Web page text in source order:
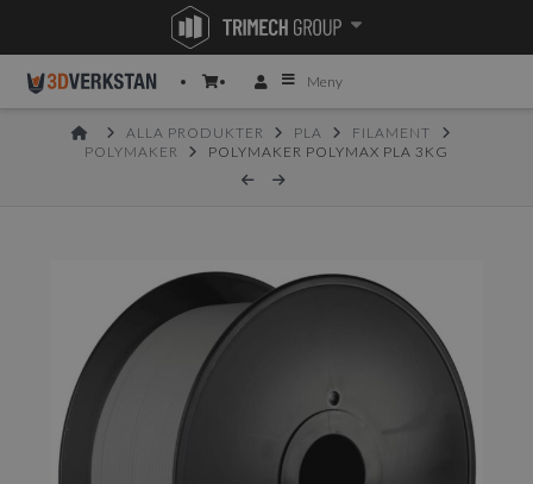
Meny
HOMEALLA PRODUKTER PLA
FILAMENT
POLYMAKER
POLYMAKER POLYMAX PLA 3KG